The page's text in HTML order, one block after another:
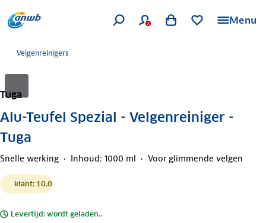
Menu
Velgenreinigers
Tuga
Alu-Teufel Spezial - Velgenreiniger -
Tuga
Snelle werking Inhoud: 1000 ml Voor glimmende velgen
klant: 10.0
Levertijd: wordt geladen..